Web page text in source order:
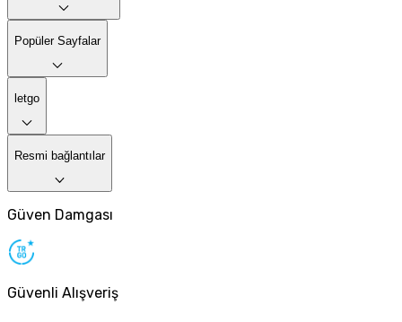
Popüler Sayfalar
letgo
Resmi bağlantılar
Güven Damgası
Güvenli Alışveriş